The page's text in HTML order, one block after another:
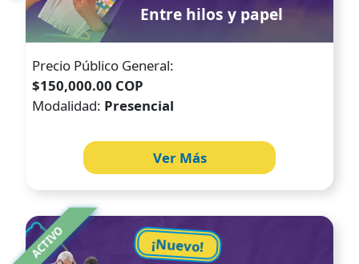
Entre hilos y papel
Precio Público General:
$150,000.00 COP
Modalidad: Presencial
Ver Más
ACTIVO ¡Nuevo!
Image